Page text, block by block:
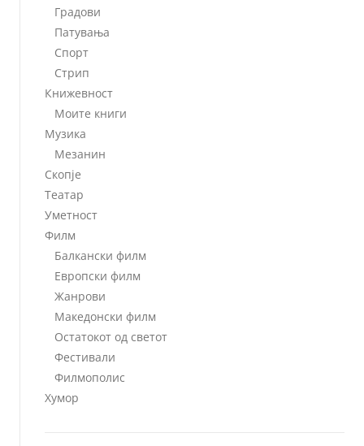
Градови
Патувања
Спорт
Стрип
Книжевност
Моите книги
Музика
Мезанин
Скопје
Театар
Уметност
Филм
Балкански филм
Европски филм
Жанрови
Македонски филм
Остатокот од светот
Фестивали
Филмополис
Хумор